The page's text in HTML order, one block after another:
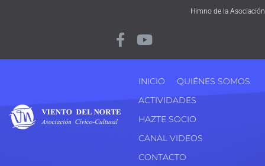
Himno de la Asociación
INICIO
QUIÉNES SOMOS
ACTIVIDADES
HAZTE SOCIO
CANAL VIDEOS
CONTACTO